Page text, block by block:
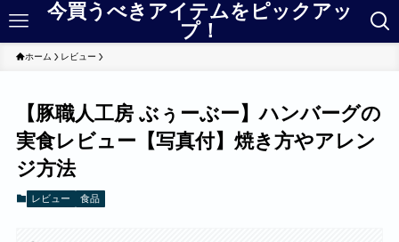
今買うべきアイテムをピックアッ
プ！
ホーム レビュー
【豚職人工房 ぶぅーぶー】ハンバーグの
実食レビュー【写真付】焼き方やアレン
ジ方法
レビュー 食品